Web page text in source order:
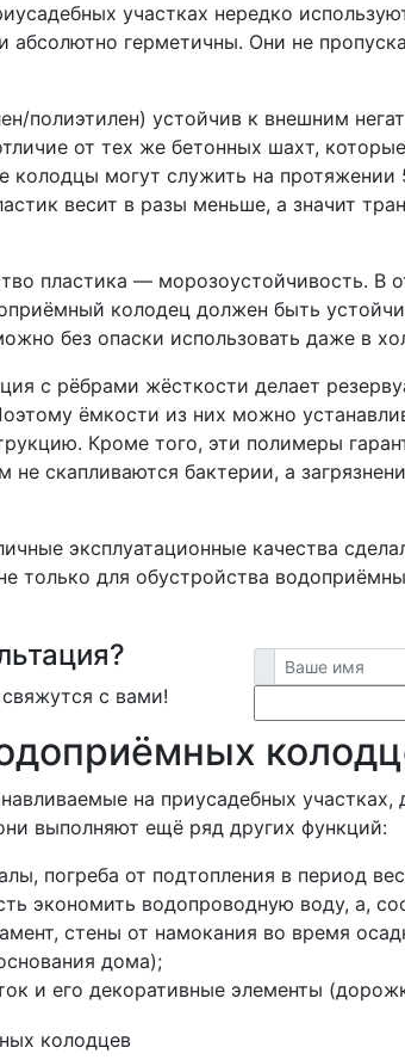
участках нередко
абсолютно герметичны. Они не
полиэтилен) устойчив к внешним
от тех же бетонных шахт,
колодцы могут служить на
весит в разы меньше, а значит
пластика — морозоустойчивость. В
колодец должен быть
без опаски использовать даже в
с рёбрами жёсткости делает
ёмкости из них можно
Кроме того, эти полимеры
не скапливаются бактерии, а
эксплуатационные качества
только для обустройства
с вами!
на приусадебных
выполняют ещё ряд других функций:
погреба от подтопления в период
экономить водопроводную воду, а,
стены от намокания во время
дома);
и его декоративные элементы